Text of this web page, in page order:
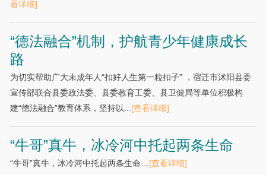
看详细]
“德法融合”机制，护航青少年健康成长
路
为切实帮助广大未成年人“扣好人生第一粒扣子” ，宿迁市沭阳县委
宣传部联合县委政法委、县委教育工委、县卫健局等单位积极构
建“德法融合”教育体系，坚持以... [查看详细]
“牛哥”真牛，冰冷河中托起两条生命
“牛哥”真牛，冰冷河中托起两条生命… [查看详细]